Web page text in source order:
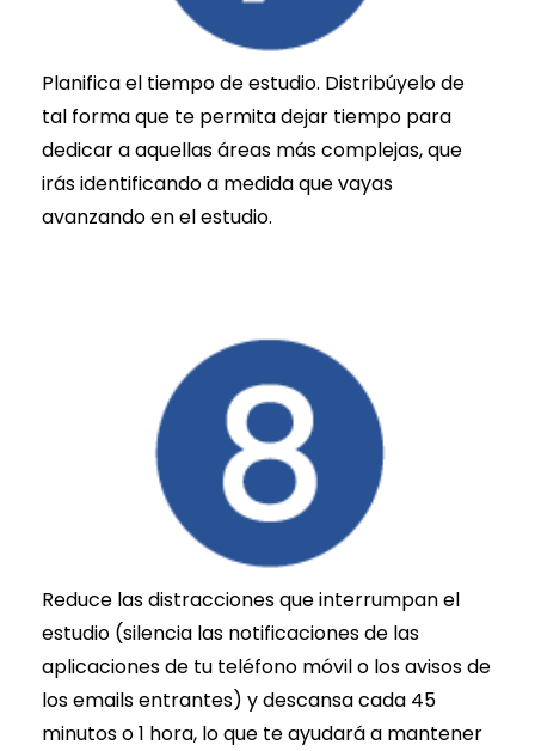
Planifica el tiempo de estudio. Distribúyelo de
tal forma que te permita dejar tiempo para
dedicar a aquellas áreas más complejas, que
irás identificando a medida que vayas
avanzando en el estudio.
Reduce las distracciones que interrumpan el
estudio (silencia las notificaciones de las
aplicaciones de tu teléfono móvil o los avisos de
los emails entrantes) y descansa cada 45
minutos o 1 hora, lo que te ayudará a mantener